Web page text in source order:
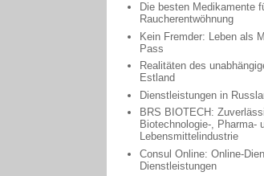
Die besten Medikamente
Raucherentwöhnung
Kein Fremder: Leben als
Pass
Realitäten des
Estland
Dienstleistungen in
BRS BIOTECH:
Biotechnologie-, Pharma-
Lebensmittelindustrie
Consul Online: Online-
Dienstleistungen